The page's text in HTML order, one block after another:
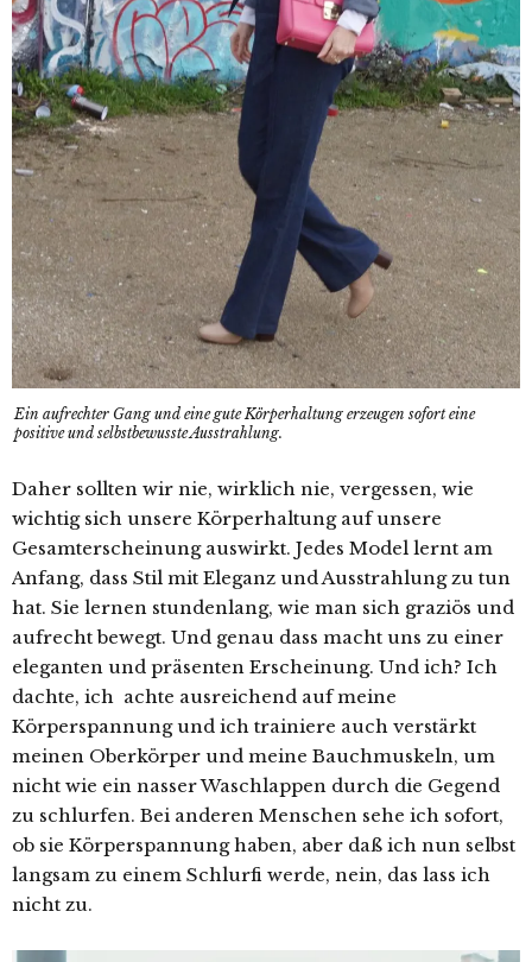
Ein aufrechter Gang und eine gute Körperhaltung erzeugen sofort eine
positive und selbstbewusste Ausstrahlung.
Daher sollten wir nie, wirklich nie, vergessen, wie
wichtig sich unsere Körperhaltung auf unsere
Gesamterscheinung auswirkt. Jedes Model lernt am
Anfang, dass Stil mit Eleganz und Ausstrahlung zu tun
hat. Sie lernen stundenlang, wie man sich graziös und
aufrecht bewegt. Und genau dass macht uns zu einer
eleganten und präsenten Erscheinung. Und ich? Ich
dachte, ich achte ausreichend auf meine
Körperspannung und ich trainiere auch verstärkt
meinen Oberkörper und meine Bauchmuskeln, um
nicht wie ein nasser Waschlappen durch die Gegend
zu schlurfen. Bei anderen Menschen sehe ich sofort,
ob sie Körperspannung haben, aber daß ich nun selbst
langsam zu einem Schlurfi werde, nein, das lass ich
nicht zu.